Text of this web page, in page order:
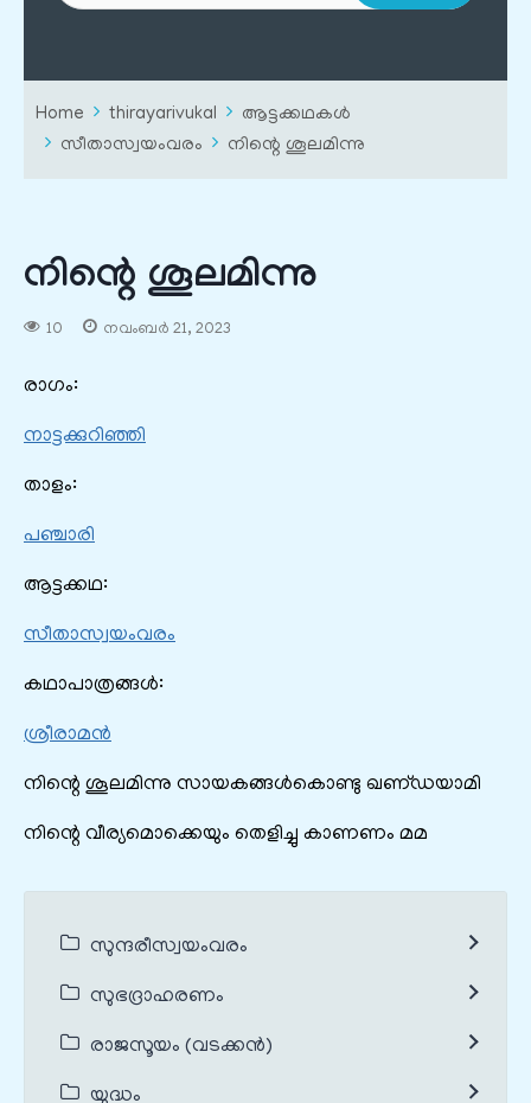
Home thirayarivukal
ആട്ടക്കഥകൾ
സീതാസ്വയംവരം
നിന്റെ ശൂലമിന്നു
നിന്റെ ശൂലമിന്നു
10 നവംബർ 21, 2023
രാഗം:
നാട്ടക്കുറിഞ്ഞി
താളം:
പഞ്ചാരി
ആട്ടക്കഥ:
സീതാസ്വയംവരം
കഥാപാത്രങ്ങൾ:
ശ്രീരാമൻ
നിന്റെ ശൂലമിന്നു സായകങ്ങള്‍കൊണ്ടു ഖണ്‌ഡയാമി
നിന്റെ വീര്യമൊക്കെയും തെളിച്ചു കാണണം മമ
സുന്ദരീസ്വയംവരം
സുഭദ്രാഹരണം
രാജസൂയം (വടക്കൻ)
യുദ്ധം